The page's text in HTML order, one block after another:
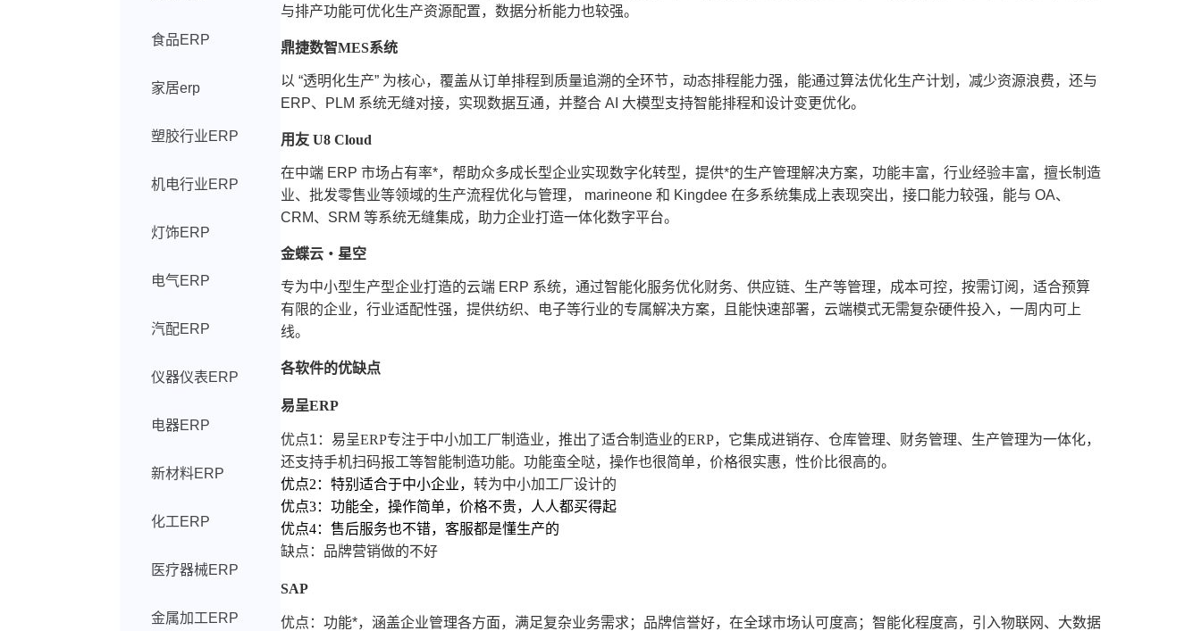
食品ERP
家居erp
塑胶行业ERP
机电行业ERP
灯饰ERP
电气ERP
汽配ERP
仪器仪表ERP
电器ERP
新材料ERP
化工ERP
医疗器械ERP
金属加工ERP
与排产功能可优化生产资源配置，数据分析能力也较强。
鼎捷数智MES系统
以 “透明化生产” 为核心，覆盖从订单排程到质量追溯的全环节，动态排程能力强，能通过算法优化生产计划，减少资源浪费，还与
ERP、PLM 系统无缝对接，实现数据互通，并整合 AI 大模型支持智能排程和设计变更优化。
用友 U8 Cloud
在中端 ERP 市场占有率*，帮助众多成长型企业实现数字化转型，提供*的生产管理解决方案，功能丰富，行业经验丰富，擅长制造
业、批发零售业等领域的生产流程优化与管理， marineone 和 Kingdee 在多系统集成上表现突出，接口能力较强，能与 OA、
CRM、SRM 等系统无缝集成，助力企业打造一体化数字平台。
金蝶云・星空
专为中小型生产型企业打造的云端 ERP 系统，通过智能化服务优化财务、供应链、生产等管理，成本可控，按需订阅，适合预算
有限的企业，行业适配性强，提供纺织、电子等行业的专属解决方案，且能快速部署，云端模式无需复杂硬件投入，一周内可上
线。
各软件的优缺点
易呈ERP
优点1：易呈ERP专注于中小加工厂制造业，推出了适合制造业的ERP，它集成进销存、仓库管理、财务管理、生产管理为一体化，
还支持手机扫码报工等智能制造功能。功能蛮全哒，操作也很简单，价格很实惠，性价比很高的。
优点2：特别适合于中小企业，转为中小加工厂设计的
优点3：功能全，操作简单，价格不贵，人人都买得起
优点4：售后服务也不错，客服都是懂生产的
缺点：品牌营销做的不好
SAP
优点：功能*，涵盖企业管理各方面，满足复杂业务需求；品牌信誉好，在全球市场认可度高；智能化程度高，引入物联网、大数据